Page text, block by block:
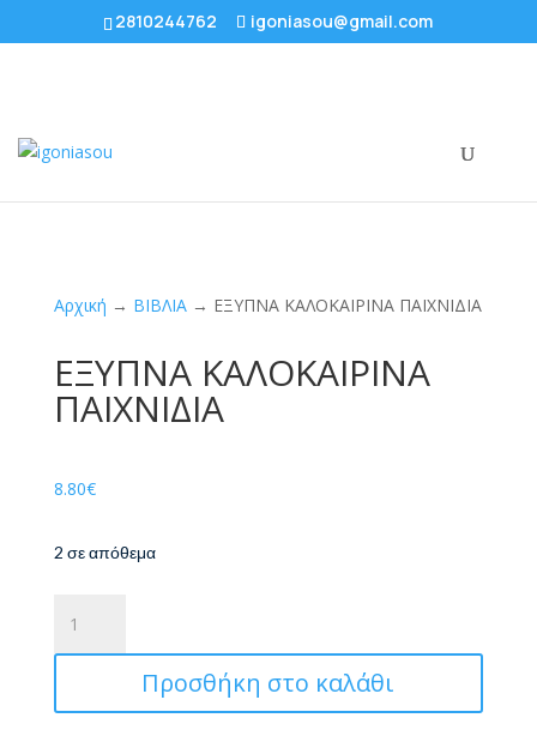
2810244762 igoniasou@gmail.com
Αρχική → ΒΙΒΛΙΑ→ ΕΞΥΠΝΑ ΚΑΛΟΚΑΙΡΙΝΑ ΠΑΙΧΝΙΔΙΑ
ΕΞΥΠΝΑ ΚΑΛΟΚΑΙΡΙΝΑ
ΠΑΙΧΝΙΔΙΑ
8.80€
2 σε απόθεμα
ΚΑΛΟΚΑΙΡΙΝΑ
ΠΑΙΧΝΙΔΙΑ
Προσθήκη στο καλάθι